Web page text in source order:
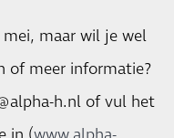
maar wil je wel
of meer informatie?
h.nl of vul het